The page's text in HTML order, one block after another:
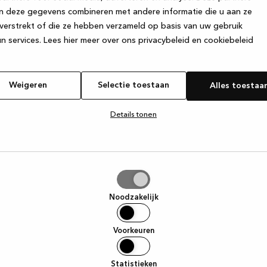
deze gegevens combineren met andere informatie die u aan ze
of die ze hebben verzameld op basis van uw gebruik
services. Lees hier meer over ons privacybeleid en cookiebeleid
Weigeren Selectie toestaan Alles
Details tonen
Noodzakelijk
Voorkeuren
Statistieken
has occurred while loadingwww.kvik.be (see the